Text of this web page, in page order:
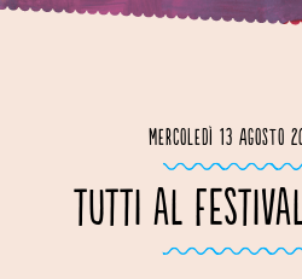
Mercoledì 13 agosto
TUTTI AL